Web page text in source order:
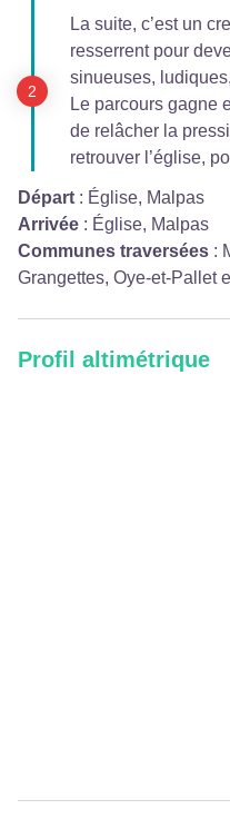
La suite, c’est un
resserrent pour
sinueuses,
Le parcours gagne
de relâcher la
retrouver l’église,
Départ : Église, Malpas
Arrivée : Église, Malpas
Communes traversées :
Grangettes, Oye-et-Pallet
Profil altimétrique